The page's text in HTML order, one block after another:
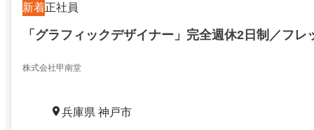
新着正社員
「グラフィックデザイナー」完全週休2日制／フレ
株式会社甲南堂
兵庫県 神戸市